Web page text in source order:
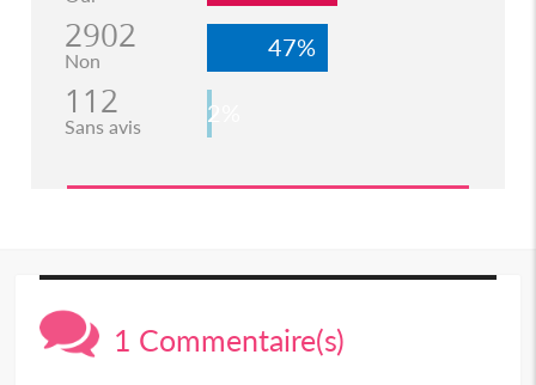
2902
Non 47%
112
Sans avis 2%
1 Commentaire(s)